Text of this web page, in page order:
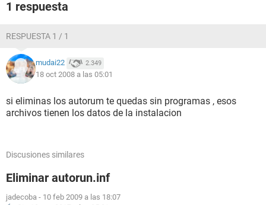
1 respuesta
RESPUESTA 1 / 1
mudai22 2.349
18 oct 2008 a las 05:01
si eliminas los autorum te quedas sin programas , esos
archivos tienen los datos de la instalacion
Discusiones similares
Eliminar autorun.inf
jadecoba - 10 feb 2009 a las 18:07